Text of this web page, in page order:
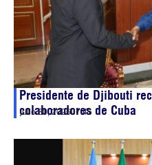
Presidente de Djibouti
colaboradores de Cuba
julio 30, 202607:45